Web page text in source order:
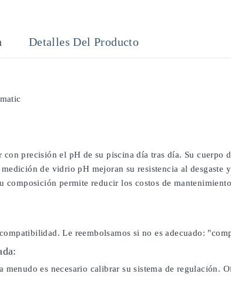
Detalles Del Producto
precisión el pH de su piscina día tras día. Su cuerpo
de vidrio pH mejoran su resistencia al desgaste
composición permite reducir los costos de
Le reembolsamos si no es adecuado:
es necesario calibrar su sistema de regulación.